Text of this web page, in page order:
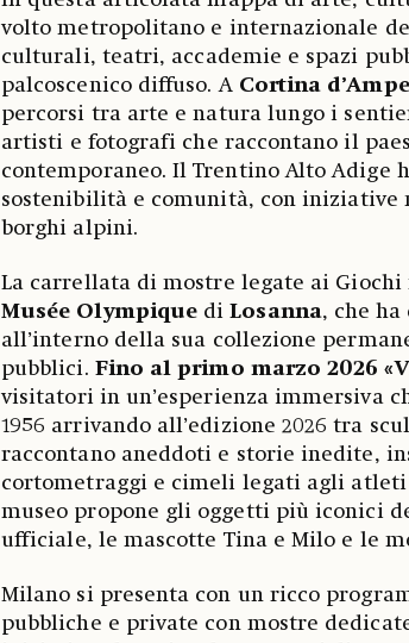
volto metropolitano e internazionale
culturali, teatri, accademie e spazi
palcoscenico diffuso. A Cortina
percorsi tra arte e natura lungo i
artisti e fotografi che raccontano il
contemporaneo. Il Trentino Alto Adige
sostenibilità e comunità, con iniziative
borghi alpini.
La carrellata di mostre legate ai
Musée Olympique diLosanna, che ha
all’interno della sua collezione
pubblici. Fino al primo marzo 2026
visitatori in un’esperienza immersiva
1956 arrivando all’edizione 2026 tra
raccontano aneddoti e storie inedite,
cortometraggi e cimeli legati agli atleti
museo propone gli oggetti più iconici
ufficiale, le mascotte Tina e Milo e le
Milano si presenta con un ricco
pubbliche e private con mostre